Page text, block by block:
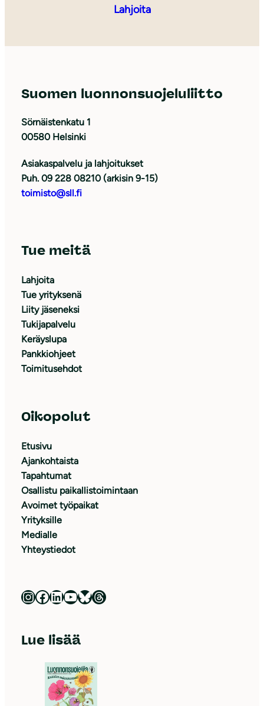
Lahjoita
Suomen luonnonsuojeluliitto
Sörnäistenkatu 1
00580 Helsinki
Asiakaspalvelu ja lahjoitukset
Puh. 09 228 08210 (arkisin 9-15)
toimisto@sll.fi
Tue meitä
Lahjoita
Tue yrityksenä
Liity jäseneksi
Tukijapalvelu
Keräyslupa
Pankkiohjeet
Toimitusehdot
Oikopolut
Etusivu
Ajankohtaista
Tapahtumat
Osallistu paikallistoimintaan
Avoimet työpaikat
Yrityksille
Medialle
Yhteystiedot
Luonnonsuojeluliitto Instagramissa Luonnonsuojeluliitto Facebookissa Luonnonsuojeluliitto LinkedInissä Luonnonsuojeluliiton YouTube-kanava Luonnonsuojeluliitto Blueskyssa Luonnonsuojeluliitto Threadsissa
Lue lisää